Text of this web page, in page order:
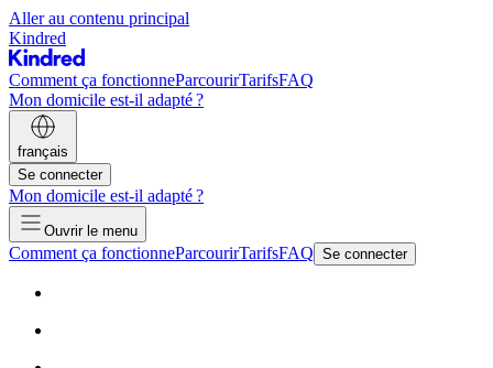
Aller au contenu principal
Kindred
Comment ça fonctionneParcourirTarifsFAQ
Mon domicile est-il adapté ?
français
Se connecter
Mon domicile est-il adapté ?
Ouvrir le menu
Comment ça fonctionneParcourirTarifsFAQ Se connecter